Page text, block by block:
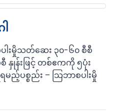
ါးမှိုသတ်ဆေး ၃၀-၆၀ စီစီ
န်းဖြင့် တစ်ဧကကို ၅ပုံး
ည့်ပစ္စည်း – သြဘာစပါးမှို